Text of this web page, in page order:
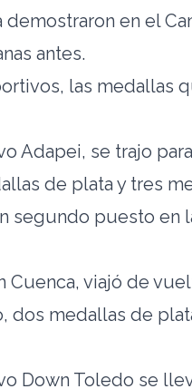
demostraron en el
antes.
las medallas
Adapei, se trajo
de plata y tres
segundo puesto en
Cuenca, viajó de
dos medallas de
Down Toledo se